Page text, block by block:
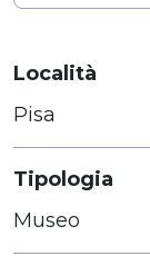
Località
Pisa
Tipologia
Museo